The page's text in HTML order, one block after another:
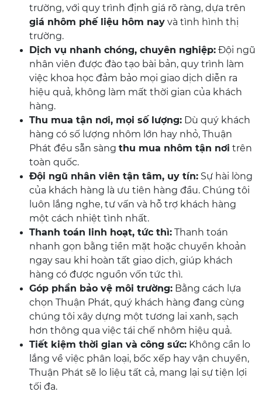
trường, với quy trình định giá rõ ràng, dựa trên
giá nhôm phế liệu hôm nay và tình hình thị
trường.
Dịch vụ nhanh chóng, chuyên nghiệp: Đội ngũ
nhân viên được đào tạo bài bản, quy trình làm
việc khoa học đảm bảo mọi giao dịch diễn ra
hiệu quả, không làm mất thời gian của khách
hàng.
Thu mua tận nơi, mọi số lượng: Dù quý khách
hàng có số lượng nhôm lớn hay nhỏ, Thuận
Phát đều sẵn sàng thu mua nhôm tận nơi trên
toàn quốc.
Đội ngũ nhân viên tận tâm, uy tín: Sự hài lòng
của khách hàng là ưu tiên hàng đầu. Chúng tôi
luôn lắng nghe, tư vấn và hỗ trợ khách hàng
một cách nhiệt tình nhất.
Thanh toán linh hoạt, tức thì: Thanh toán
nhanh gọn bằng tiền mặt hoặc chuyển khoản
ngay sau khi hoàn tất giao dịch, giúp khách
hàng có được nguồn vốn tức thì.
Góp phần bảo vệ môi trường: Bằng cách lựa
chọn Thuận Phát, quý khách hàng đang cùng
chúng tôi xây dựng một tương lai xanh, sạch
hơn thông qua việc tái chế nhôm hiệu quả.
Tiết kiệm thời gian và công sức: Không cần lo
lắng về việc phân loại, bốc xếp hay vận chuyển,
Thuận Phát sẽ lo liệu tất cả, mang lại sự tiện lợi
tối đa.